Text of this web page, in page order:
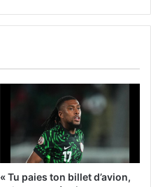
« Tu paies ton billet d’avion,